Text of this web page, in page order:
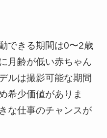
できる期間は0〜2歳
月齢が低い赤ちゃん
ルは撮影可能な期間
希少価値がありま
な仕事のチャンスが